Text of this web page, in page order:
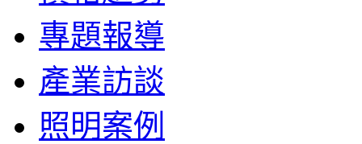
專題報導
產業訪談
照明案例